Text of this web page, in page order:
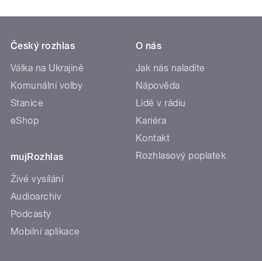
Český rozhlas
Válka na Ukrajině
Komunální volby
Stanice
eShop
mujRozhlas
Živé vysílání
Audioarchiv
Podcasty
Mobilní aplikace
O nás
Jak nás naladíte
Nápověda
Lidé v rádiu
Kariéra
Kontakt
Rozhlasový poplatek